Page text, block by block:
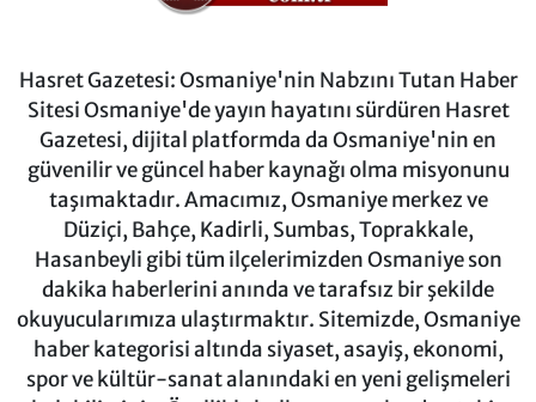
Hasret Gazetesi: Osmaniye'nin Nabzını Tutan Haber
Sitesi Osmaniye'de yayın hayatını sürdüren Hasret
Gazetesi, dijital platformda da Osmaniye'nin en
güvenilir ve güncel haber kaynağı olma misyonunu
taşımaktadır. Amacımız, Osmaniye merkez ve
Düziçi, Bahçe, Kadirli, Sumbas, Toprakkale,
Hasanbeyli gibi tüm ilçelerimizden Osmaniye son
dakika haberlerini anında ve tarafsız bir şekilde
okuyucularımıza ulaştırmaktır. Sitemizde, Osmaniye
haber kategorisi altında siyaset, asayiş, ekonomi,
spor ve kültür-sanat alanındaki en yeni gelişmeleri